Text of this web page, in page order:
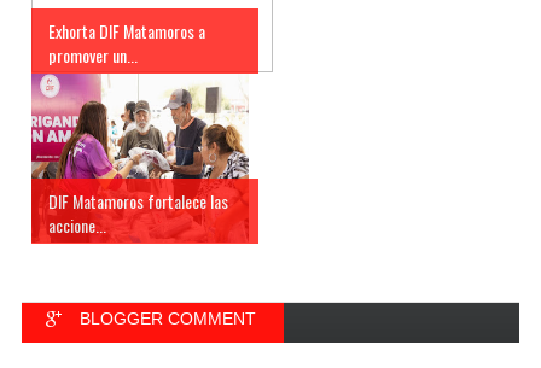
Exhorta DIF Matamoros a
promover un...
DIF Matamoros fortalece las
accione...
BLOGGER COMMENT